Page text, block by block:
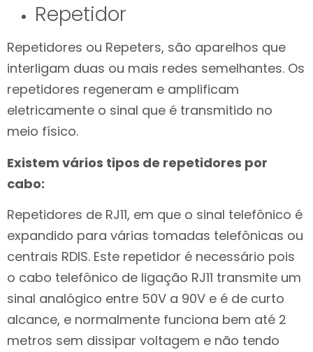
Repetidor
Repetidores ou Repeters, são aparelhos que
interligam duas ou mais redes semelhantes. Os
repetidores regeneram e amplificam
eletricamente o sinal que é transmitido no
meio físico.
Existem vários tipos de repetidores por
cabo:
Repetidores de RJ11, em que o sinal telefônico é
expandido para várias tomadas telefônicas ou
centrais RDIS. Este repetidor é necessário pois
o cabo telefônico de ligação RJ11 transmite um
sinal analógico entre 50V a 90V e é de curto
alcance, e normalmente funciona bem até 2
metros sem dissipar voltagem e não tendo